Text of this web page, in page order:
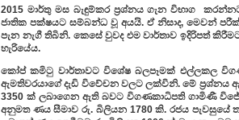
2015 මාර්තු මස බැඳුම්කර ප්‍රශ්නය ගැන විභාග
ජාතික පක්ෂයට සම්බන්ධ වූ අයයි. ඒ නිසාද, මෙවන්
පැන නැගී තිබිනි. කෙසේ වුවද එම වාර්තාව ඉදිරිපත්
හැරියේය.
කෝප් කමිටු වාර්තාවට විශේෂ බලපෑමක් එල්ලකල
ඇමතිවරයාගේ දැඩි විවේචන වලට ලක්විනි. මේ ප්‍රශ්නය
3350 ක් ලබාගෙන ඇති බවට විගණකාධිපති ගාමිණී
අනුමත ණය සීමාව රු. බිලියන 1780 කි. රජය